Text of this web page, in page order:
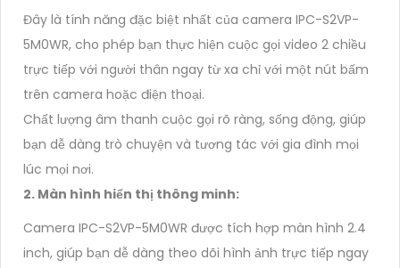
Đây là tính năng đặc biệt nhất của camera IPC-S2VP-
5M0WR, cho phép bạn thực hiện cuộc gọi video 2 chiều
trực tiếp với người thân ngay từ xa chỉ với một nút bấm
trên camera hoặc điện thoại.
Chất lượng âm thanh cuộc gọi rõ ràng, sống động, giúp
bạn dễ dàng trò chuyện và tương tác với gia đình mọi
lúc mọi nơi.
2. Màn hình hiển thị thông minh:
Camera IPC-S2VP-5M0WR được tích hợp màn hình 2.4
inch, giúp bạn dễ dàng theo dõi hình ảnh trực tiếp ngay